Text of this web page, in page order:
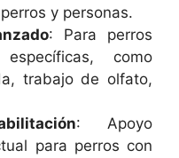
y personas.
: Para perros
como
trabajo de olfato,
: Apoyo
para perros con